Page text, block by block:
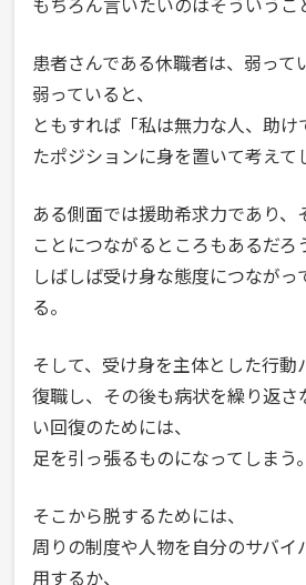
患者さんである休職者は、弱って
弱っていると、
ともすれば「私は無力な人、助け
たポジションに身を置いて考えて
ある側面では援助希求力であり、
ことにつながるところもあるだろ
しばしば受け身な態度につながっ
る。
そして、受け身を主体とした行動
復職し、その後も病状を繰り返さ
い回復のためには、
足を引っ張るものになってしまう。
そこから脱するためには、
周りの制度や人物を自分のサバイ
用するか、